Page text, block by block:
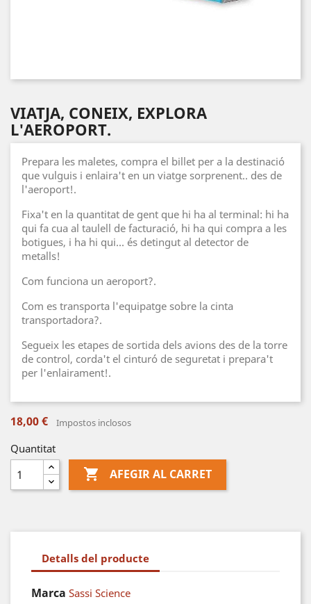
VIATJA, CONEIX, EXPLORA
L'AEROPORT.
Prepara les maletes, compra el billet per a la destinació
que vulguis i enlaira't en un viatge sorprenent.. des de
l'aeroport!.
Fixa't en la quantitat de gent que hi ha al terminal: hi ha
qui fa cua al taulell de facturació, hi ha qui compra a les
botigues, i ha hi qui... és detingut al detector de
metalls!
Com funciona un aeroport?.
Com es transporta l'equipatge sobre la cinta
transportadora?.
Segueix les etapes de sortida dels avions des de la torre
de control, corda't el cinturó de seguretat i prepara't
per l'enlairament!.
18,00 € Impostos inclosos
Quantitat
 AFEGIR AL CARRET
Detalls del producte
Marca Sassi Science